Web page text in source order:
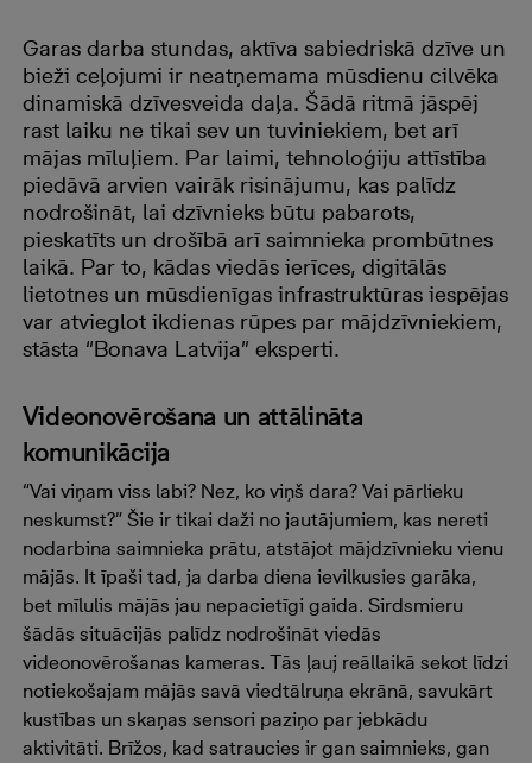
Garas darba stundas, aktīva sabiedriskā dzīve un
bieži ceļojumi ir neatņemama mūsdienu cilvēka
dinamiskā dzīvesveida daļa. Šādā ritmā jāspēj
rast laiku ne tikai sev un tuviniekiem, bet arī
mājas mīluļiem. Par laimi, tehnoloģiju attīstība
piedāvā arvien vairāk risinājumu, kas palīdz
nodrošināt, lai dzīvnieks būtu pabarots,
pieskatīts un drošībā arī saimnieka prombūtnes
laikā. Par to, kādas viedās ierīces, digitālās
lietotnes un mūsdienīgas infrastruktūras iespējas
var atvieglot ikdienas rūpes par mājdzīvniekiem,
stāsta “Bonava Latvija” eksperti.
Videonovērošana un attālināta
komunikācija
“Vai viņam viss labi? Nez, ko viņš dara? Vai pārlieku
neskumst?” Šie ir tikai daži no jautājumiem, kas nereti
nodarbina saimnieka prātu, atstājot mājdzīvnieku vienu
mājās. It īpaši tad, ja darba diena ievilkusies garāka,
bet mīlulis mājās jau nepacietīgi gaida. Sirdsmieru
šādās situācijās palīdz nodrošināt viedās
videonovērošanas kameras. Tās ļauj reāllaikā sekot līdzi
notiekošajam mājās savā viedtālruņa ekrānā, savukārt
kustības un skaņas sensori paziņo par jebkādu
aktivitāti. Brīžos, kad satraucies ir gan saimnieks, gan